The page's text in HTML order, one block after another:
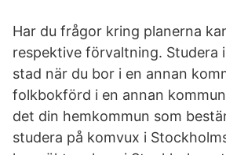
Har du frågor kring planerna
respektive förvaltning. Studera
stad när du bor i en annan
folkbokförd i en annan
det din hemkommun som
studera på komvux i